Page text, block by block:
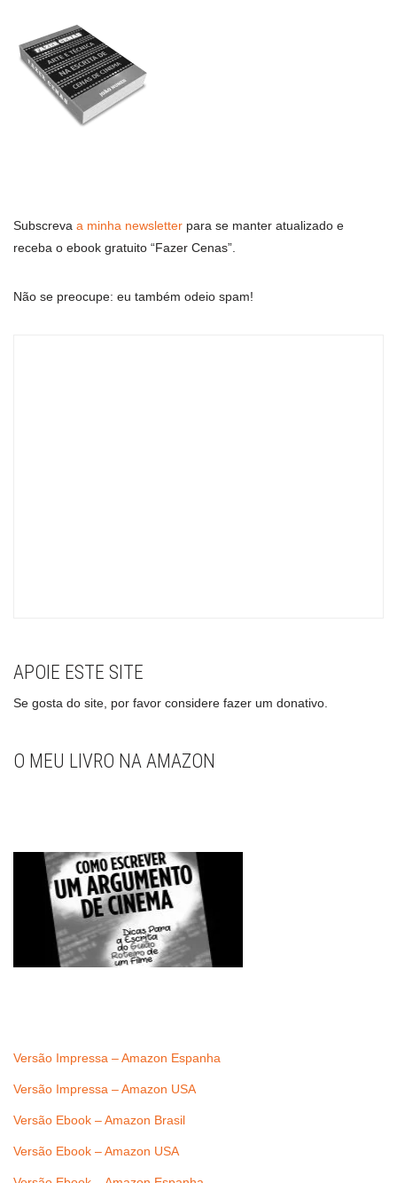
Subscreva a minha newsletter para se manter atualizado e
receba o ebook gratuito “Fazer Cenas”.
Não se preocupe: eu também odeio spam!
APOIE ESTE SITE
Se gosta do site, por favor considere fazer um donativo.
O MEU LIVRO NA AMAZON
Versão Impressa – Amazon Espanha
Versão Impressa – Amazon USA
Versão Ebook – Amazon Brasil
Versão Ebook – Amazon USA